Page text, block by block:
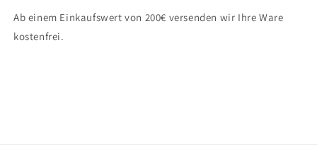
Ab einem Einkaufswert von 200€ versenden wir Ihre Ware
kostenfrei.